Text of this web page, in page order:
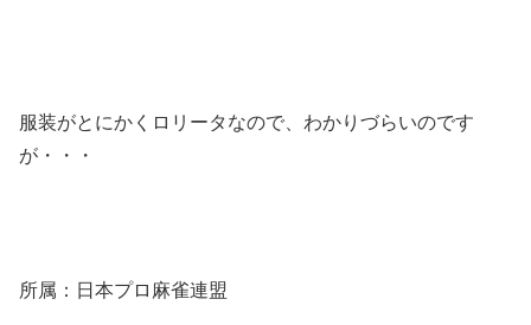
服装がとにかくロリータなので、わかりづらいのです
が・・・
所属：日本プロ麻雀連盟